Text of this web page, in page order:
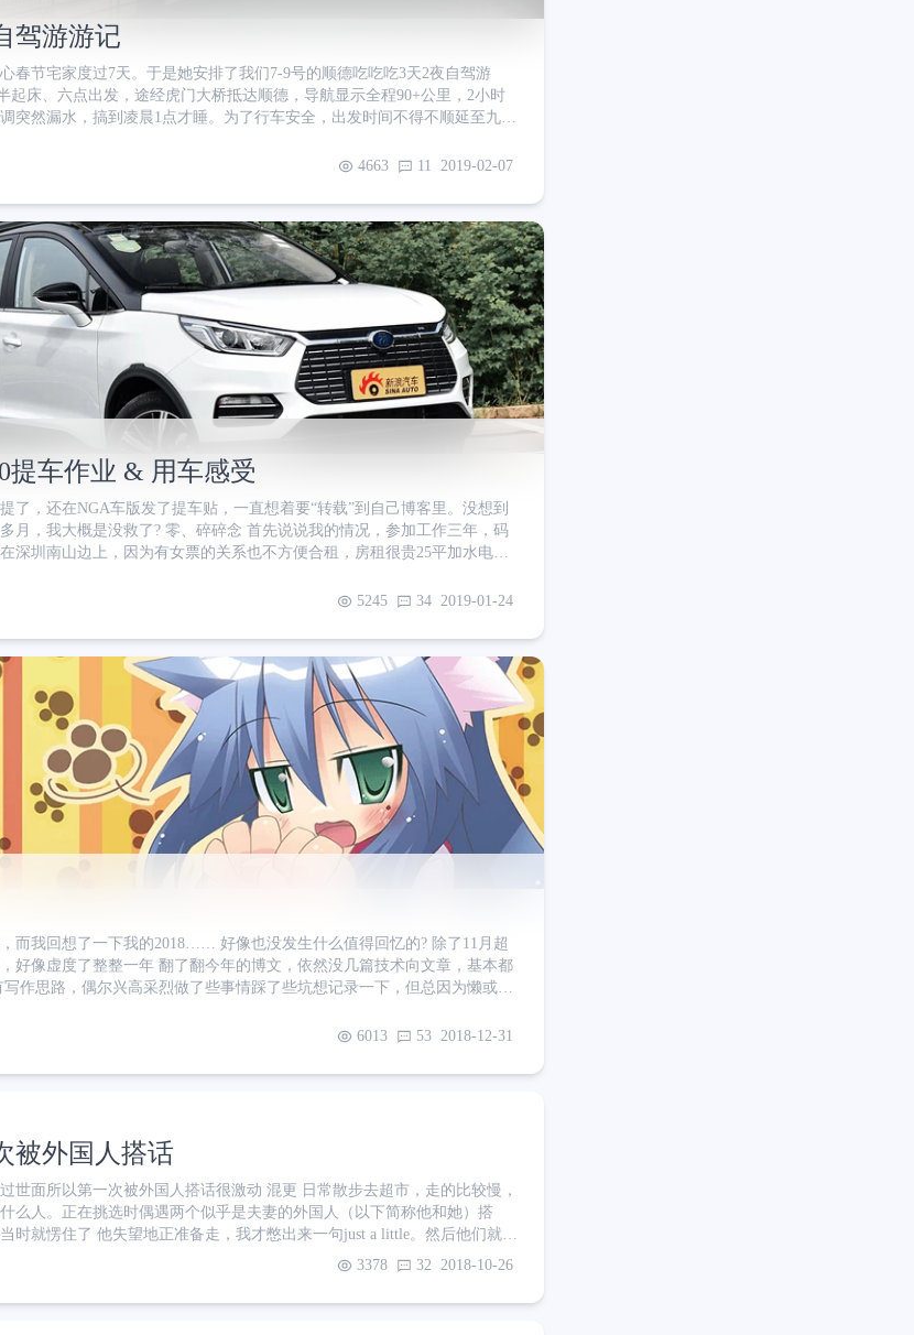
驾游游记
春节宅家度过7天。于是她安排了我们7-9号的顺德吃吃吃3天2夜自驾游
起床、六点出发，途经虎门大桥抵达顺德，导航显示全程90+公里，2小时
突然漏水，搞到凌晨1点才睡。为了行车安全，出发时间不得不顺延至九点
桥下，导航地图上赫然显示着十数公里的棕红色（表示极度拥堵）。毕竟
4663 11 2019-02-07
提车作业 & 用车感受
了，还在NGA车版发了提车贴，一直想着要“转载”到自己博客里。没想到
碎碎念 首先说说我的情况，参加工作三年，码
深圳南山边上，因为有女票的关系也不方便合租，房租很贵25平加水电一
好走，走机动车道不仅危险还有交警抓 就这么过了一年，还是打算买个小
5245 34 2019-01-24
而我回想了一下我的2018…… 好像也没发生什么值得回忆的? 除了11月超
好像虚度了整整一年 翻了翻今年的博文，依然没几篇技术向文章，基本都
作思路，偶尔兴高采烈做了些事情踩了些坑想记录一下，但总因为懒或忙
写日记，记录大大小小的日常，写了两大本。如今翻翻也能发现些乐趣，
6013 53 2018-12-31
被外国人搭话
世面所以第一次被外国人搭话很激动 混更 日常散步去超市，走的比较慢，
么人。正在挑选时偶遇两个似乎是夫妻的外国人（以下简称他和她）搭
时就愣住了 他失望地正准备走，我才憋出来一句just a little。然后他们就作
有color hair，同时做了一个梳头的动作 既然如此，应该是指 染发剂 吧。
3378 32 2018-10-26